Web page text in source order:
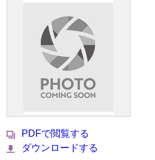
PDFで閲覧する
ダウンロードする